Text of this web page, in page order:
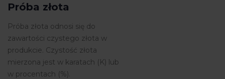
Próba złota
Próba złota odnosi się do
zawartości czystego złota w
produkcie. Czystość złota
mierzona jest w karatach (K) lub
w procentach (%).